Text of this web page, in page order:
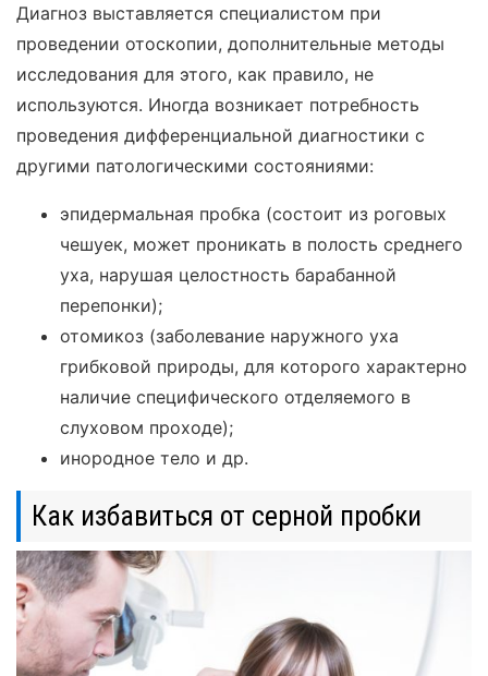
Диагноз выставляется специалистом при
проведении отоскопии, дополнительные методы
исследования для этого, как правило, не
используются. Иногда возникает потребность
проведения дифференциальной диагностики с
другими патологическими состояниями:
эпидермальная пробка (состоит из роговых
чешуек, может проникать в полость среднего
уха, нарушая целостность барабанной
перепонки);
отомикоз (заболевание наружного уха
грибковой природы, для которого характерно
наличие специфического отделяемого в
слуховом проходе);
инородное тело и др.
Как избавиться от серной пробки